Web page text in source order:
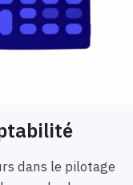
dans le pilotage